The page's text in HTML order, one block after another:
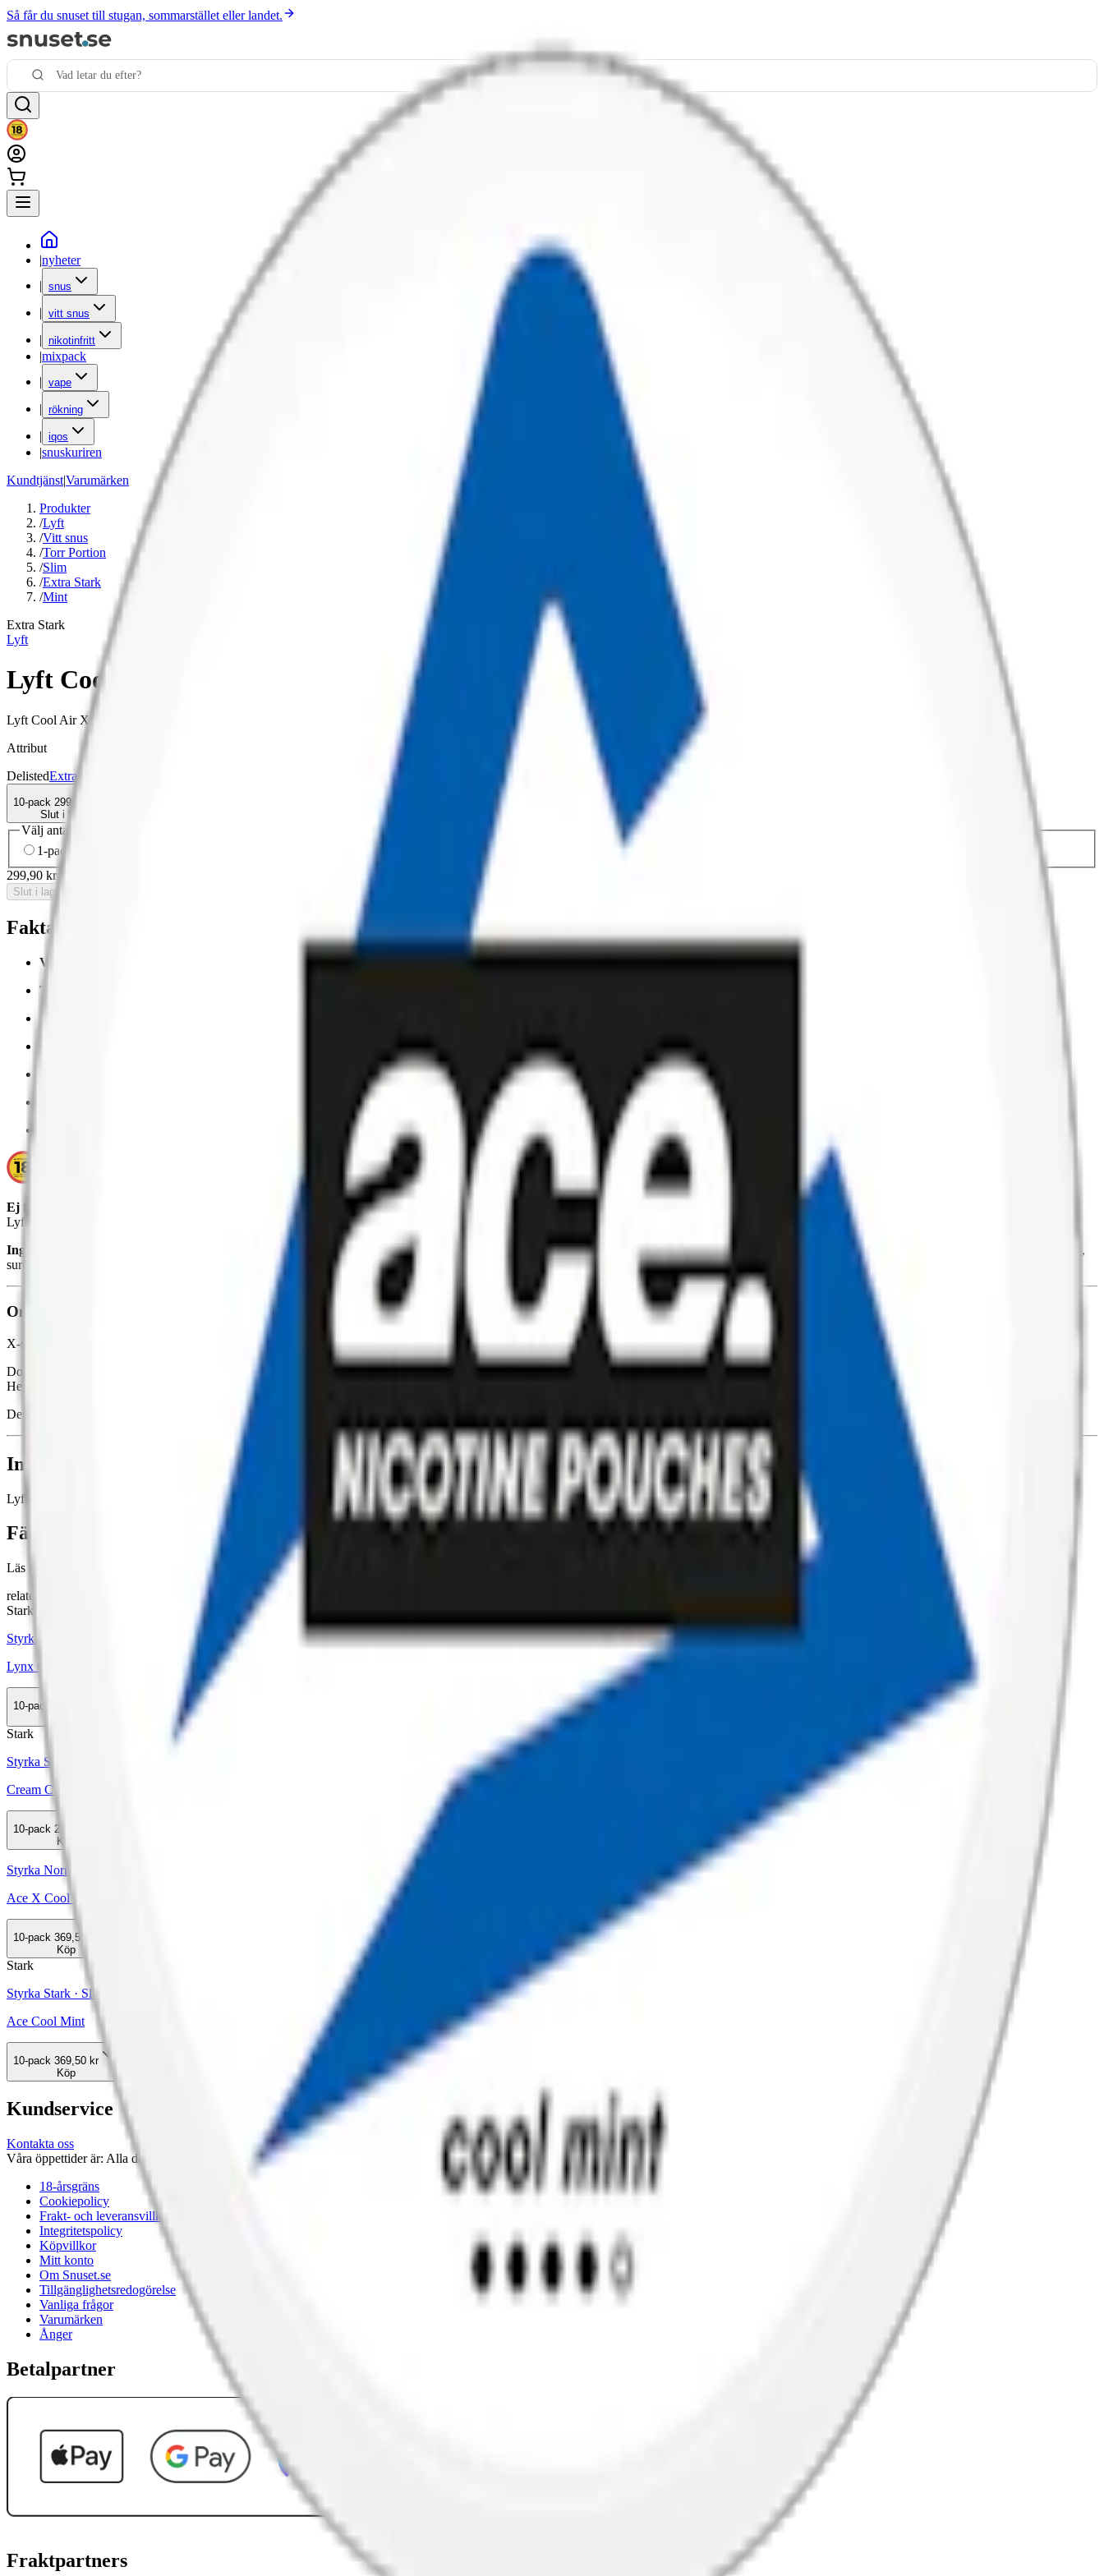
Så får du snuset till stugan, sommarstället eller landet.
|nyheter
| snus
| vitt snus
| nikotinfritt
|mixpack
| vape
| rökning
| iqos
|snuskuriren
Kundtjänst|Varumärken
Produkter
/Lyft
/Vitt snus
/Torr Portion
/Slim
/Extra Stark
/Mint
Extra Stark
Lyft
Lyft Cool Air X-strong
Lyft Cool Air X-strong, näst starkaste tobaksfria snuset från Lyft. X-strong smakar mint (mentol och pepparmynta). Vitt tobaksfritt snus med 10,9 mg nikotin per prilla.
Attribut
DelistedExtra Stark
10-pack 299,90 kr
Slut i lager
Välj antal dosor
1-pack
10-pack /st 29,79 kr
299,90 kr
Slut i lager
Fakta om Lyft Cool Air X-strong Vitt Snus
Varumärke:
Tillverkare:
Snustyp:
Ej för personer under 18 år.
Lyft Cool Air X-strong innehåller nikotin som är ett mycket beroendeframkallande ämne.
Ingredienser:
vatten, fyllnadsmedel (E460, cellulosa), smakförstärkare (salt), xylitol (E967, björksocker), surhetsreglerande medel (E524, natriumhydroxid), nicotine polacrilex (nikotinresinat), salmiak (E510),
surhetsreglerande medel (E500, soda), sötningsmedel (E950, acesulfam k) samt nikotin och aromer.
Om Lyft Cool Air X-strong
X-strong Lyft Cool Air är ett starkare tobaksfritt snus
med en smak som kombinerar pepparmynta och mentol. X-strong har en nikotinstyrka som ger en prilla 10,9 mg. nikotin.
Dosan som innehåller 23 prillor har en nettovikt (prillor exklusive vikten av dosan) på 16,1 g. Varje prilla väger 0,7 g. vilket ger en välfylld slim-prilla som rinner mindre och en diskret passform under läppen.
Helvita portioner med en torrare ytan. Dosan har också ett Flexlock.
Den starkare varianten av Cool Air, Ultra Strong, hittar du
Information om varumärket Lyft
Lyft som lanserades 2018. De finns i 7 smaker och 4 styrkor, med helvita prillor i mini och slim format. Dosorna är miljövänliga med biobaserad plast och Flex lock™.
Färskt vitt snus
Läs mer om hur du förvarar Lyft Cool Air X-strong:"Så förvarar du snuset rätt"
relaterade produkter
Stark
Styrka Stark · Slim
Lynx Cool Mint X Strong
10-pack
Stark
Styrka Stark · Slim
Cream Cold As Ice Cool Mint X-Strong
10-pack 299,50 kr
Köp
Styrka Normal · Slim
Ace X Cool Mint
10-pack 369,50 kr
Köp
Stark
Styrka Stark · Slim
Ace Cool Mint
10-pack 369,50 kr
Köp
Kundservice
Kontakta oss
Våra öppettider är: Alla dagar 08:00 - 18:00 Vi svarar vanligtvis inom 24 timmar på vardagar.
18-årsgräns
Cookiepolicy
Frakt- och leveransvillkor
Integritetspolicy
Köpvillkor
Mitt konto
Om Snuset.se
Tillgänglighetsredogörelse
Vanliga frågor
Varumärken
Ånger
Betalpartner
Fraktpartners